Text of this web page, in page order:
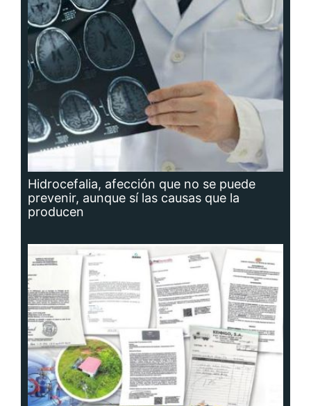
Hidrocefalia, afección que no se puede
prevenir, aunque sí las causas que la
producen